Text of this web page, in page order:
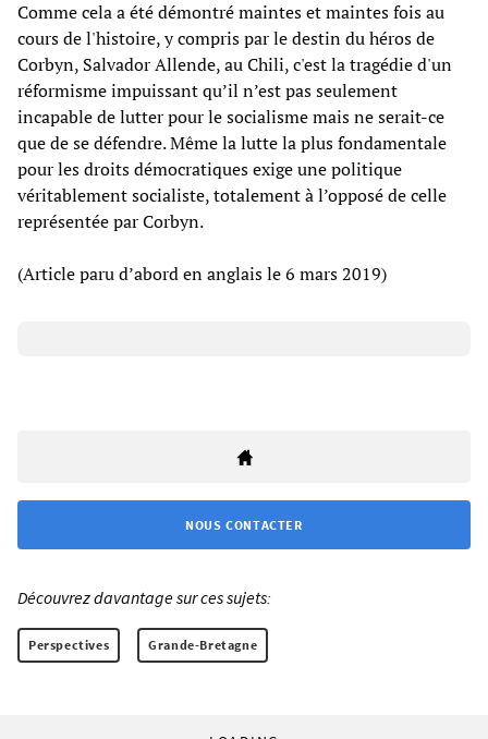
Comme cela a été démontré maintes et maintes fois au
cours de l'histoire, y compris par le destin du héros de
Corbyn, Salvador Allende, au Chili, c'est la tragédie d'un
réformisme impuissant qu’il n’est pas seulement
incapable de lutter pour le socialisme mais ne serait-ce
que de se défendre. Même la lutte la plus fondamentale
pour les droits démocratiques exige une politique
véritablement socialiste, totalement à l’opposé de celle
représentée par Corbyn.
(Article paru d’abord en anglais le 6 mars 2019)
NOUS CONTACTER
Découvrez davantage sur ces sujets:
Perspectives Grande-Bretagne